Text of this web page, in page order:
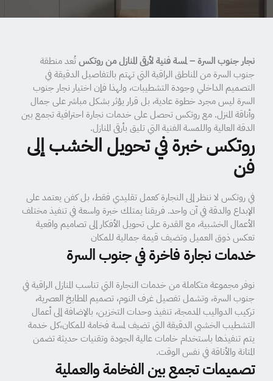
نجار جنوب السرة – لمسة فنية لأرقى المنازل من روتكستُعد منطقة
جنوب السرة من المناطق الراقية التي تهتم بالتفاصيل الدقيقة في
التصميم الداخلي وجودة التشطيبات، ولهذا فإن اختيار نجار جنوب
السرة ليس مجرد خطوة عادية، بل قرار يؤثر بشكل مباشر على جمال
وأناقة المنزل. مع روتكس تحصل على خدمات نجارة احترافية تجمع بين
الدقة العالية واللمسة الفنية التي تليق بأرقى المنازل.
روتكس خبرة في تحويل الخشب إلى
فن
في روتكس لا ننظر إلى النجارة كعمل تقليدي فقط، بل كفن يعتمد على
الإبداع والدقة في آن واحد. فريقنا يمتلك خبرة واسعة في تنفيذ مختلف
الأعمال الخشبية، مع القدرة على تحويل الأفكار إلى تصاميم واقعية
تعكس ذوق العميل وتضيف قيمة جمالية للمكان
خدمات نجارة فاخرة في جنوب السرة
نوفر مجموعة متكاملة من خدمات النجارة التي تناسب المنازل الراقية في
جنوب السرة، وتشمل تفصيل غرف النوم، تصميم المطابخ العصرية،
تركيب الدواليب المدمجة، تنفيذ وحدات التخزين، بالإضافة إلى أعمال
التشطيب الخشبي الدقيقة التي تضيف لمسة فخامة للمكان،كل خدمة
يتم تنفيذها باستخدام خامات عالية الجودة وتقنيات حديثة تضمن
المتانة والأناقة في نفس الوقت.
تصميمات تجمع بين الفخامة والعملية